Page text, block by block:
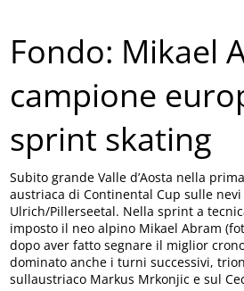
Fondo: Mikael
campione
sprint skating
Subito grande Valle d’Aosta nella
austriaca di Continental Cup sulle
Ulrich/Pillerseetal. Nella sprint a
imposto il neo alpino Mikael Abram
dopo aver fatto segnare il miglior
dominato anche i turni successivi,
sullaustriaco Markus Mrkonjic e sul